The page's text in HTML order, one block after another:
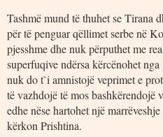
Tashmë mund të thuhet se Tirana
për të penguar qëllimet serbe në
pjesshme dhe nuk përputhet me
superfuqive ndërsa kërcënohet
nuk do t`i amnistojë veprimet e
të vazhdojë të mos bashkërendojë
edhe nëse hartohet një
kërkon Prishtina.